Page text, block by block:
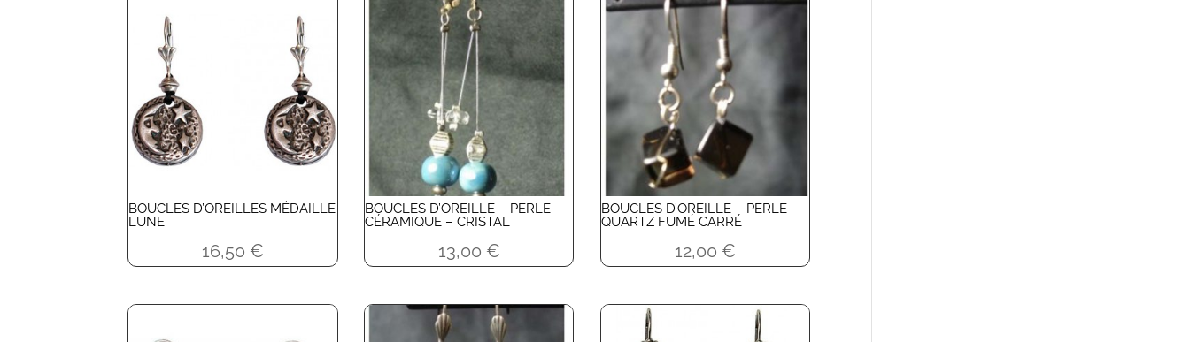
BOUCLES D’OREILLES MÉDAILLE
LUNE
16,50 €
BOUCLES D’OREILLE – PERLE
CÉRAMIQUE – CRISTAL
13,00 €
BOUCLES D’OREILLE – PERLE
QUARTZ FUMÉ CARRÉ
12,00 €